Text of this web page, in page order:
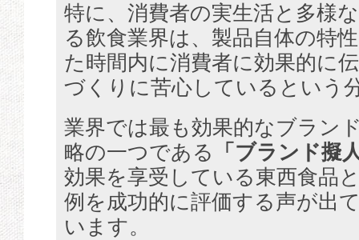
特に、消費者の実生活と多様
る飲食業界は、製品自体の特
た時間内に消費者に効果的に
づくりに苦心しているという
業界では最も効果的なブラン
略の一つである
「ブランド擬
効果を享受している東西食品
例を成功的に評価する声が出
います。